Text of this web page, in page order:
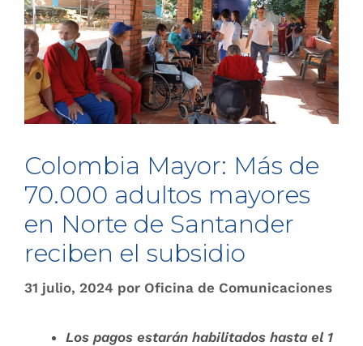
Colombia Mayor: Más de
70.000 adultos mayores
en Norte de Santander
reciben el subsidio
31 julio, 2024 por Oficina de Comunicaciones
Los pagos estarán habilitados hasta el 1